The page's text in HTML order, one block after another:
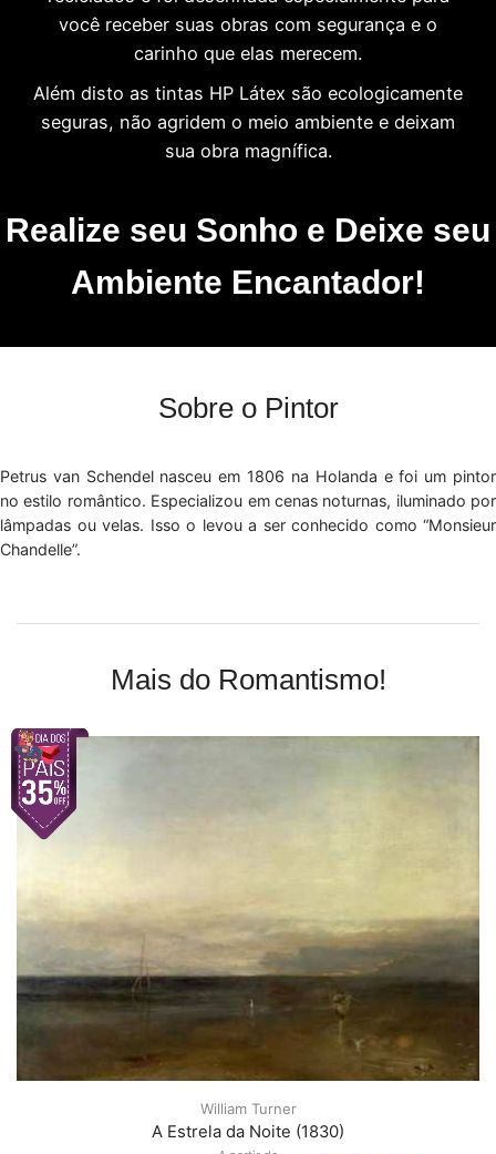
você receber suas obras com segurança e o
carinho que elas merecem.
Além disto as tintas HP Látex são ecologicamente
seguras, não agridem o meio ambiente e deixam
sua obra magnífica.
Realize seu Sonho e Deixe seu
Ambiente Encantador!
Sobre o Pintor
Petrus van Schendel nasceu em 1806 na Holanda e foi um pintor
no estilo romântico. Especializou em cenas noturnas, iluminado por
lâmpadas ou velas. Isso o levou a ser conhecido como “Monsieur
Chandelle”.
Mais do Romantismo!
William Turner
A Estrela da Noite (1830)